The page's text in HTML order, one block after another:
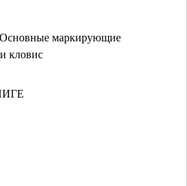
маркирующие
кловис